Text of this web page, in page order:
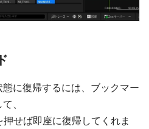
に復帰するには、ブックマー
、
せば即座に復帰してくれま